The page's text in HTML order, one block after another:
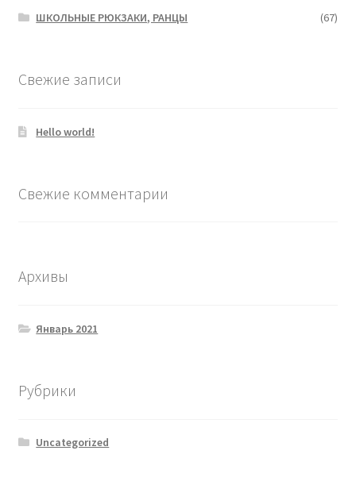
ШКОЛЬНЫЕ РЮКЗАКИ, РАНЦЫ
(67)
Свежие записи
Hello world!
Свежие комментарии
Архивы
Январь 2021
Рубрики
Uncategorized